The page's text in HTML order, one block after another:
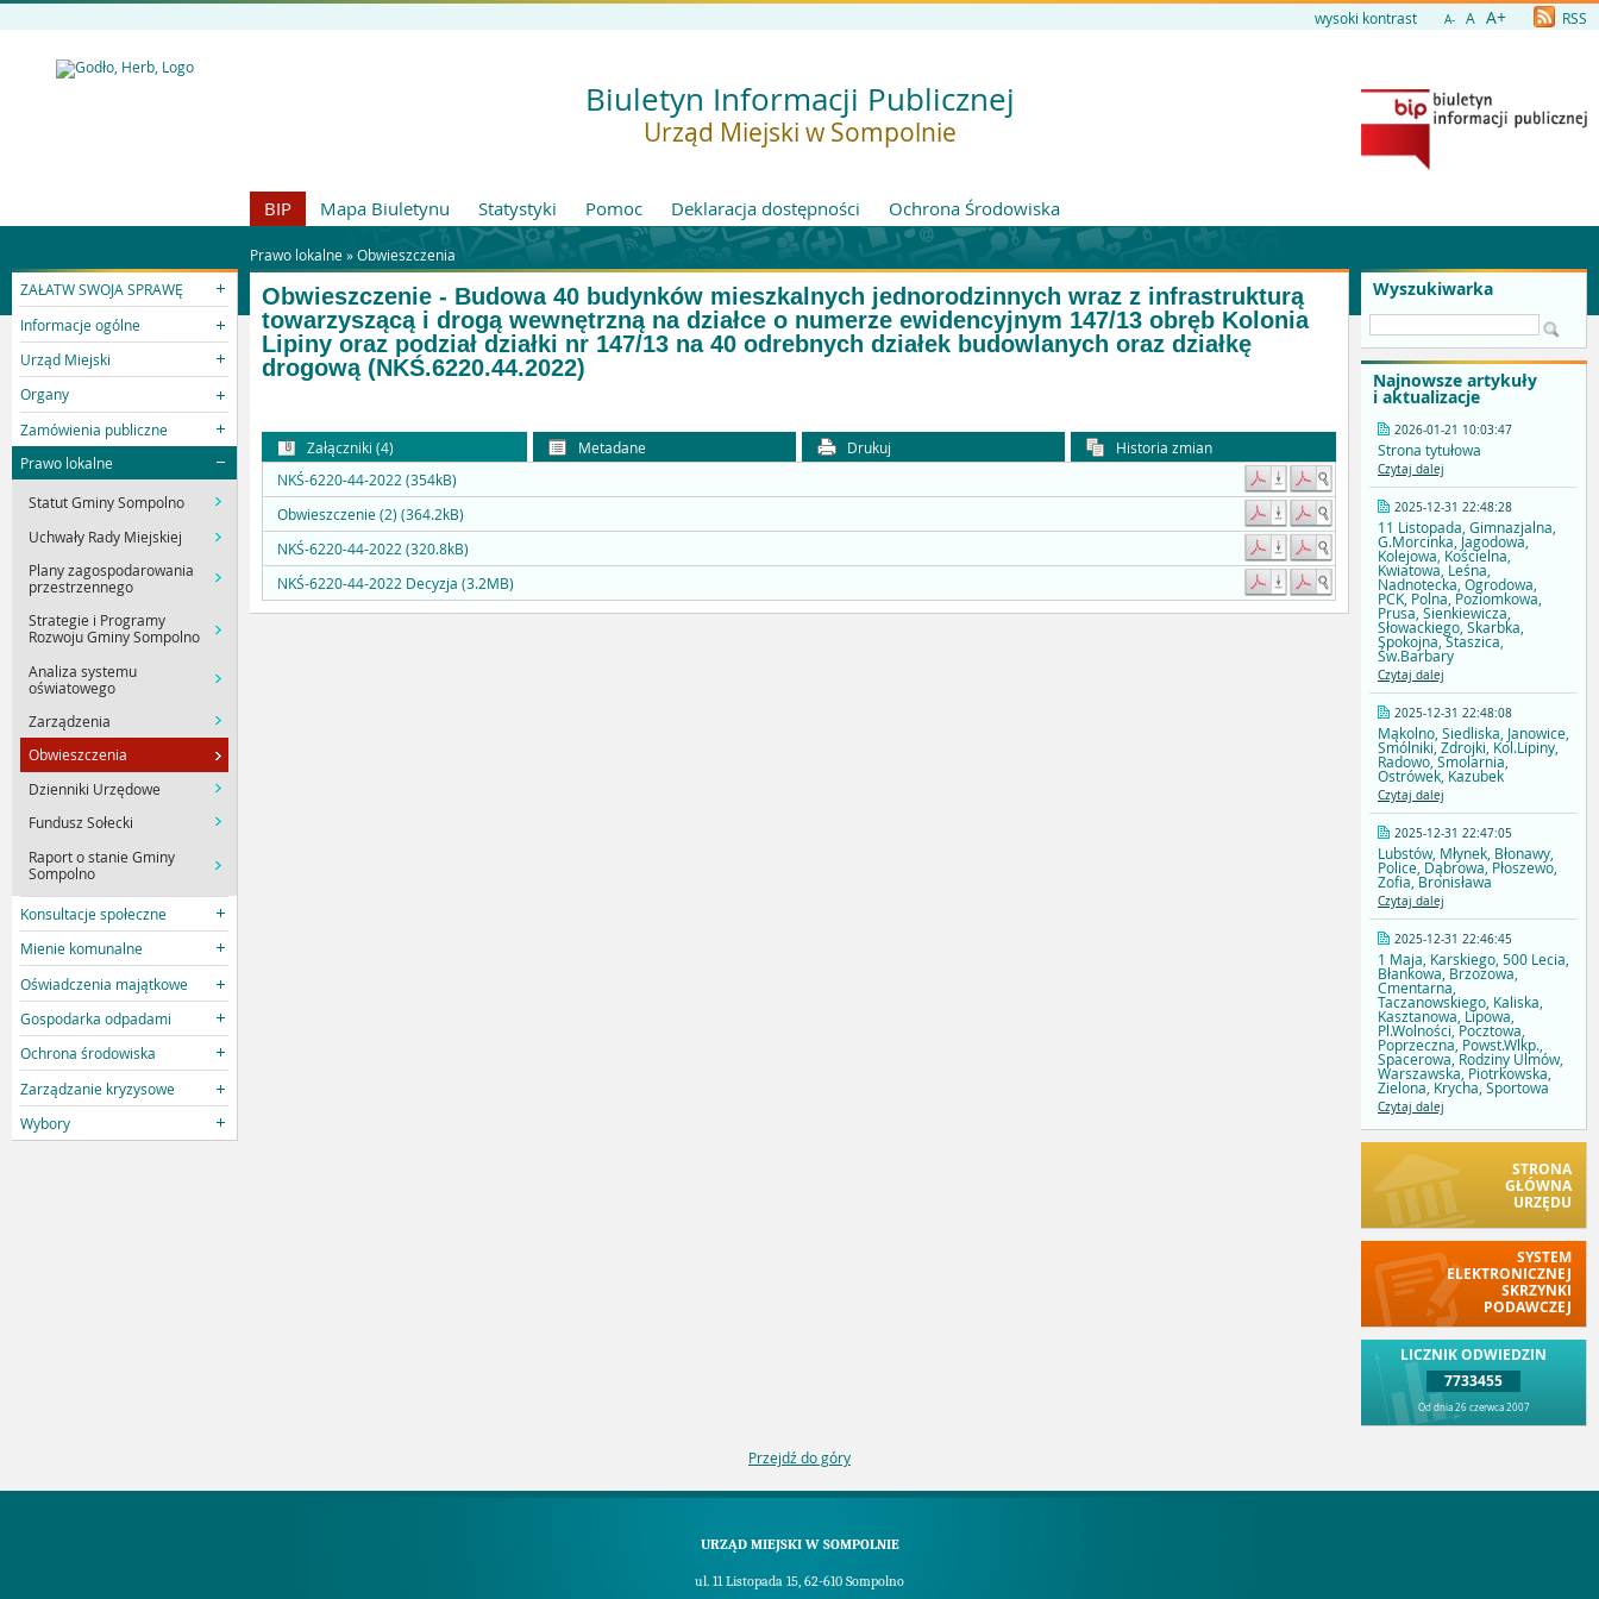
wysoki kontrast A- A A+ RSS
Biuletyn Informacji Publicznej
Urząd Miejski w Sompolnie
BIP Mapa Biuletynu Statystyki Pomoc Deklaracja dostępności Ochrona Środowiska
Prawo lokalne »Obwieszczenia
ZAŁATW SWOJA SPRAWĘ
Informacje ogólne
Urząd Miejski
Organy
Zamówienia publiczne
Prawo lokalne
Statut Gminy Sompolno
Uchwały Rady Miejskiej
Plany zagospodarowania
przestrzennego
Strategie i Programy
Rozwoju Gminy Sompolno
Analiza systemu
oświatowego
Zarządzenia
Obwieszczenia
Dzienniki Urzędowe
Fundusz Sołecki
Raport o stanie Gminy
Sompolno
Konsultacje społeczne
Mienie komunalne
Oświadczenia majątkowe
Gospodarka odpadami
Ochrona środowiska
Zarządzanie kryzysowe
Wybory
Wyszukiwarka
Najnowsze artykuły
i aktualizacje
2026-01-21 10:03:47
Strona tytułowa
Czytaj dalej
2025-12-31 22:48:28
11 Listopada, Gimnazjalna,
G.Morcinka, Jagodowa,
Kolejowa, Kościelna,
Kwiatowa, Leśna,
Nadnotecka, Ogrodowa,
PCK, Polna, Poziomkowa,
Prusa, Sienkiewicza,
Słowackiego, Skarbka,
Spokojna, Staszica,
Św.Barbary
Czytaj dalej
2025-12-31 22:48:08
Mąkolno, Siedliska, Janowice,
Smólniki, Zdrojki, Kol.Lipiny,
Radowo, Smolarnia,
Ostrówek, Kazubek
Czytaj dalej
2025-12-31 22:47:05
Lubstów, Młynek, Błonawy,
Police, Dąbrowa, Płoszewo,
Zofia, Bronisława
Czytaj dalej
2025-12-31 22:46:45
1 Maja, Karskiego, 500 Lecia,
Błankowa, Brzozowa,
Cmentarna,
Taczanowskiego, Kaliska,
Kasztanowa, Lipowa,
Pl.Wolności, Pocztowa,
Poprzeczna, Powst.Wlkp.,
Spacerowa, Rodziny Ulmów,
Warszawska, Piotrkowska,
Zielona, Krycha, Sportowa
Czytaj dalej
STRONA
GŁÓWNA
URZĘDU
SYSTEM
ELEKTRONICZNEJ
SKRZYNKI
PODAWCZEJ
LICZNIK ODWIEDZIN
7733455
Od dnia 26 czerwca 2007
Obwieszczenie - Budowa 40 budynków mieszkalnych jednorodzinnych wraz z infrastrukturą
towarzyszącą i drogą wewnętrzną na działce o numerze ewidencyjnym 147/13 obręb Kolonia
Lipiny oraz podział działki nr 147/13 na 40 odrebnych działek budowlanych oraz działkę
drogową (NKŚ.6220.44.2022)
Załączniki (4) Metadane Drukuj
Historia zmian
NKŚ-6220-44-2022 (354kB)
Obwieszczenie (2) (364.2kB)
NKŚ-6220-44-2022 (320.8kB)
NKŚ-6220-44-2022 Decyzja (3.2MB)
Przejdź do góry
URZĄD MIEJSKI W SOMPOLNIE
ul. 11 Listopada 15, 62-610 Sompolno